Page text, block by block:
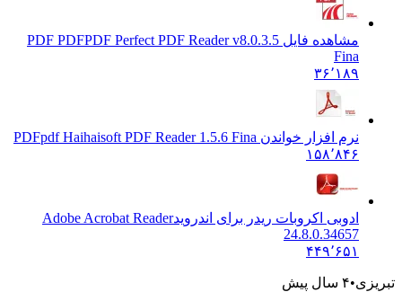
مشاهده فایل PDF PDF PDF Perfect PDF Reader v8.0.3.5
۳۶٬۱۸۹
نرم افزار خواندن PDFpdf Haihaisoft PDF Reader 1.5.6 Fina
۱۵۸٬۸۴۶
ادوبی اکروبات ریدر برای اندرویدAdobe Acrobat Reader
24.8.0.34657
۴۴۹٬۶۵۱
۴ سال پیش